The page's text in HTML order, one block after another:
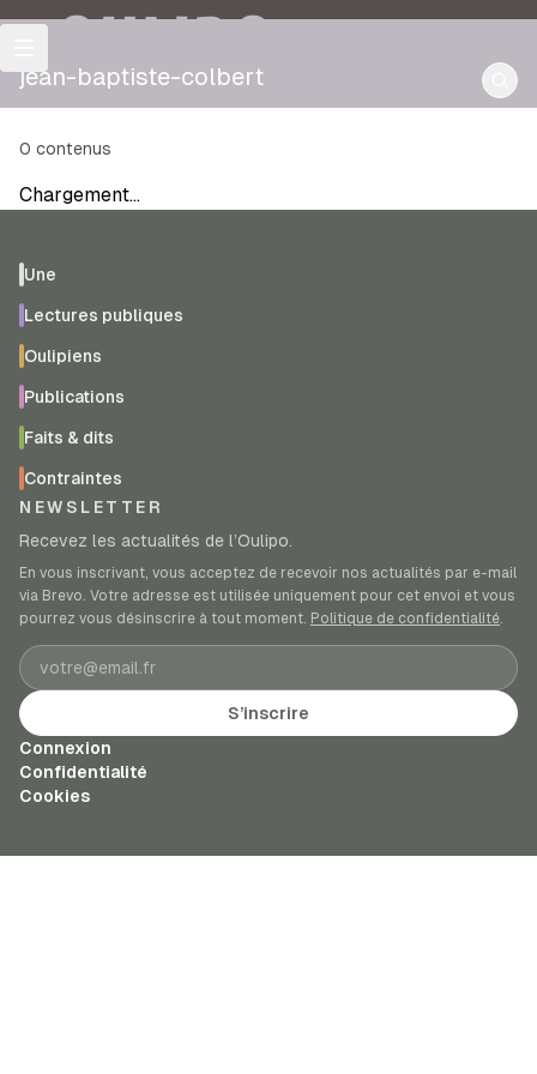
OULIPO
jean-baptiste-colbert
0 contenus
Chargement…
Une
Lectures publiques
Oulipiens
Publications
Faits & dits
Contraintes
NEWSLETTER
Recevez les actualités de l’Oulipo.
En vous inscrivant, vous acceptez de recevoir nos actualités par e-mail
via Brevo. Votre adresse est utilisée uniquement pour cet envoi et vous
pourrez vous désinscrire à tout moment. Politique de confidentialité.
Adresse e-mail
S’inscrire
Connexion
Confidentialité
Cookies